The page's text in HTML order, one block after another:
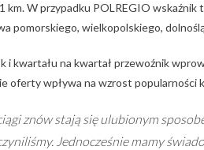
km. W przypadku POLREGIO wskaźnik
pomorskiego, wielkopolskiego,
i kwartału na kwartał przewoźnik
oferty wpływa na wzrost popularności
znów stają się ulubionym
Jednocześnie mamy